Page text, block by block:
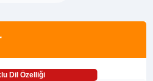
Dil Özelliği